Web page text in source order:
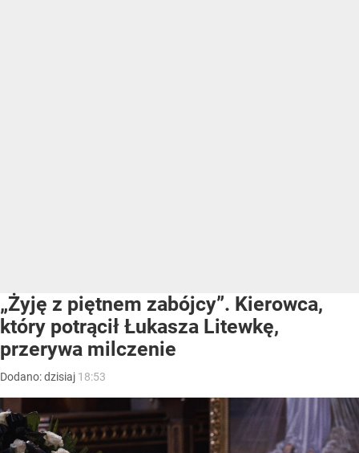
„Żyję z piętnem zabójcy”. Kierowca,
który potrącił Łukasza Litewkę,
przerywa milczenie
Dodano:dzisiaj 18:53